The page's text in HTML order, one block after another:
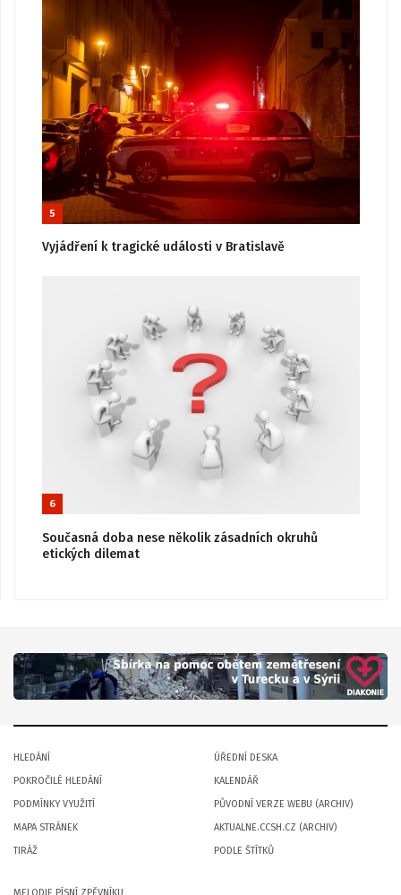
5
Vyjádření k tragické události v Bratislavě
6
Současná doba nese několik zásadních okruhů
etických dilemat
HLEDÁNÍ
POKROČILÉ HLEDÁNÍ
PODMÍNKY VYUŽITÍ
MAPA STRÁNEK
TIRÁŽ
ÚŘEDNÍ DESKA
KALENDÁŘ
PŮVODNÍ VERZE WEBU (ARCHIV)
AKTUALNE.CCSH.CZ (ARCHIV)
PODLE ŠTÍTKŮ
MELODIE PÍSNÍ ZPĚVNÍKU